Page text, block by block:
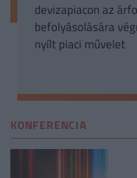
devizapiacon az
befolyásolására
nyílt piaci művelet
KONFERENCIA